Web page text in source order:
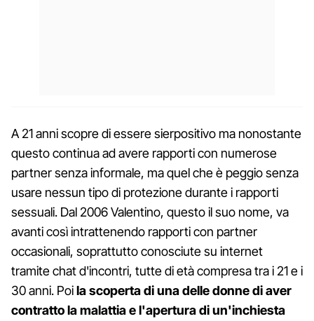
A 21 anni scopre di essere sierpositivo ma nonostante
questo continua ad avere rapporti con numerose
partner senza informale, ma quel che è peggio senza
usare nessun tipo di protezione durante i rapporti
sessuali. Dal 2006 Valentino, questo il suo nome, va
avanti così intrattenendo rapporti con partner
occasionali, soprattutto conosciute su internet
tramite chat d'incontri, tutte di età compresa tra i 21 e i
30 anni. Poila scoperta di una delle donne di aver
contratto la malattia e l'apertura di un'inchiesta